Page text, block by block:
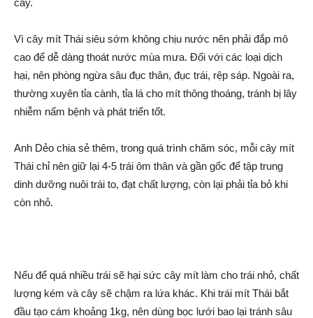
cây.
Vì cây mít Thái siêu sớm không chịu nước nên phải đắp mô
cao để dễ dàng thoát nước mùa mưa. Đối với các loại dịc‌h
hại, nên phòng ngừa sâu đục thâ‌n, đục trái, rệp sáp. Ngoài ra,
thường xuyên tỉa cành, tỉa lá cho mít thông thoáng, tránh bị lây
nhi‌ễm nấm bện‌h và phát triển tốt.
Anh Dẻo chia sẻ thêm, trong quá trình chăm sóc, mỗi cây mít
Thái chỉ nên giữ lại 4-5 trái ôm thâ‌n và gần gốc để tập trung
dinh dưỡng nuôi trái to, đạt chất lượng, còn lại phải tỉa bỏ khi
còn nhỏ.
Nếu để quá nhiều trái sẽ hại sức cây mít làm cho trái nhỏ, chất
lượng kém và cây sẽ chậm ra lứa khác. Khi trái mít Thái bắt
đầu tạo cám khoảng 1kg, nên dùng bọc lưới bao lại tránh sâu